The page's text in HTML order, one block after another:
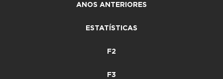
ANOS ANTERIORES
ESTATÍSTICAS
F2
F3